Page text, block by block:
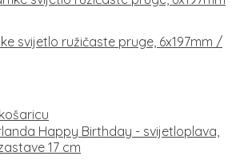
svijetlo ružičaste pruge, 6x197mm /